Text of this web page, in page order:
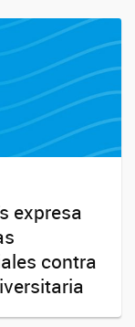
expresa
contra